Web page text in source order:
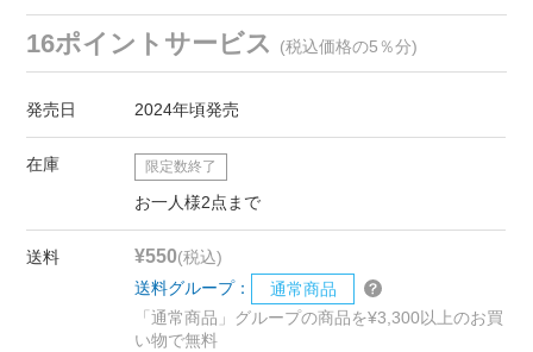
16ポイントサービス (税込価格の5％分)
発売日 2024年頃発売
在庫 限定数終了
お一人様2点まで
送料 ¥550(税込)
送料グループ：
通常商品
「通常商品」グループの商品を¥3,300以上のお買
い物で無料